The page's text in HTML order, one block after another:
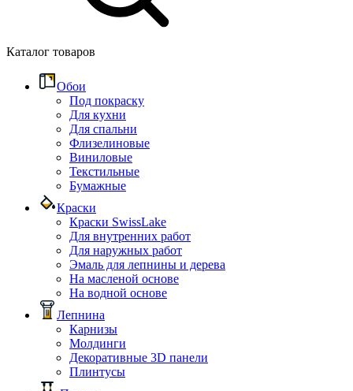
Каталог товаров
Обои
Под покраску
Для кухни
Для спальни
Флизелиновые
Виниловые
Текстильные
Бумажные
Краски
Краски SwissLake
Для внутренних работ
Для наружных работ
Эмаль для лепнины и дерева
На масленой основе
На водной основе
Лепнина
Карнизы
Молдинги
Декоративные 3D панели
Плинтусы